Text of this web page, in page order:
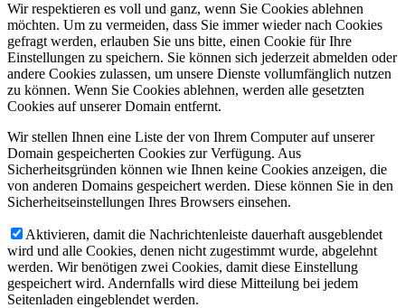
Wir respektieren es voll und ganz, wenn Sie Cookies ablehnen
möchten. Um zu vermeiden, dass Sie immer wieder nach Cookies
gefragt werden, erlauben Sie uns bitte, einen Cookie für Ihre
Einstellungen zu speichern. Sie können sich jederzeit abmelden oder
andere Cookies zulassen, um unsere Dienste vollumfänglich nutzen
zu können. Wenn Sie Cookies ablehnen, werden alle gesetzten
Cookies auf unserer Domain entfernt.
Wir stellen Ihnen eine Liste der von Ihrem Computer auf unserer
Domain gespeicherten Cookies zur Verfügung. Aus
Sicherheitsgründen können wie Ihnen keine Cookies anzeigen, die
von anderen Domains gespeichert werden. Diese können Sie in den
Sicherheitseinstellungen Ihres Browsers einsehen.
Aktivieren, damit die Nachrichtenleiste dauerhaft ausgeblendet
wird und alle Cookies, denen nicht zugestimmt wurde, abgelehnt
werden. Wir benötigen zwei Cookies, damit diese Einstellung
gespeichert wird. Andernfalls wird diese Mitteilung bei jedem
Seitenladen eingeblendet werden.